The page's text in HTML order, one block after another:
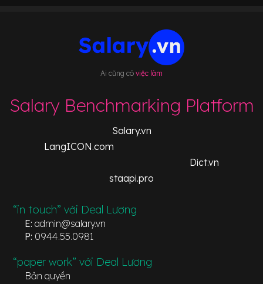
Ai cũng có việc làm
Salary Benchmarking Platform
Salary.vn
LangICON.com
Dict.vn
staapi.pro
“in touch” với Deal Lương
E: admin@salary.vn
P: 0944.55.0981
“paper work” với Deal Lương
Bản quyền